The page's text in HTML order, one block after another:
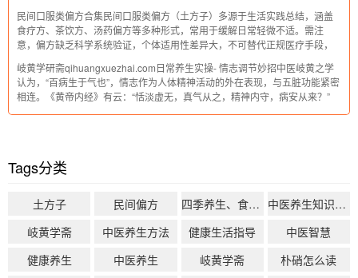
供了便利。二、核心药用功效利通血脉，
民间口服类偏方合集民间口服类偏方（土方子）多源于生活实践总结，涵盖
食疗方、茶饮方、汤药偏方等多种形式，常用于缓解日常轻微不适。需注
意，偏方缺乏科学系统验证，个体适用性差异大，不可替代正规医疗手段，
方，仅供参考。一、食疗方食疗方以日常食材
岐黄学研斋qihuangxuezhai.com日常养生实操- 情志调节妙招中医岐黄之学
认为，“百病生于气也”，情志作为人体精神活动的外在表现，与五脏功能紧密
相连。《黄帝内经》有云：“恬淡虚无，真气从之，精神内守，病安从来？”
Tags分类
土方子 民间偏方 四季养生、食疗药膳、经络按摩
中医养生知识大全
岐黄学斋
中医养生方法 健康生活指导
中医智慧
健康养生
中医养生 岐黄学斋
朴硝怎么读